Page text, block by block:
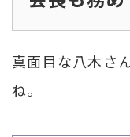
真面目な八木さ
ね。